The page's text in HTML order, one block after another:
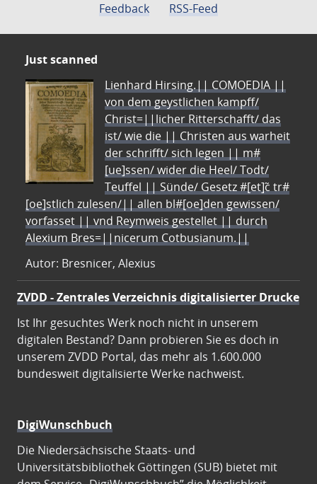
Feedback
RSS-Feed
Just scanned
Lienhard Hirsing.|| COMOEDIA ||
von dem geystlichen kampff/
Christ=||licher Ritterschafft/ das
ist/ wie die || Christen aus warheit
der schrifft/ sich legen || m#
[ue]ssen/ wider die Heel/ Todt/
Teuffel || Sünde/ Gesetz #[et]c̃ tr#
[oe]stlich zulesen/|| allen bl#[oe]den gewissen/
vorfasset || vnd Reymweis gestellet || durch
Alexium Bres=||nicerum Cotbusianum.||
Autor: Bresnicer, Alexius
ZVDD - Zentrales Verzeichnis digitalisierter Drucke
Ist Ihr gesuchtes Werk noch nicht in unserem
digitalen Bestand? Dann probieren Sie es doch in
unserem ZVDD Portal, das mehr als 1.600.000
bundesweit digitalisierte Werke nachweist.
DigiWunschbuch
Die Niedersächsische Staats- und
Universitätsbibliothek Göttingen (SUB) bietet mit